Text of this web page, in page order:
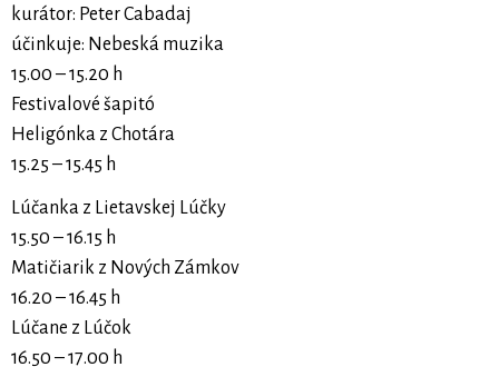
kurátor: Peter Cabadaj
účinkuje: Nebeská muzika
15.00 – 15.20 h
Festivalové šapitó
Heligónka z Chotára
15.25 – 15.45 h
Lúčanka z Lietavskej Lúčky
15.50 – 16.15 h
Matičiarik z Nových Zámkov
16.20 – 16.45 h
Lúčane z Lúčok
16.50 – 17.00 h